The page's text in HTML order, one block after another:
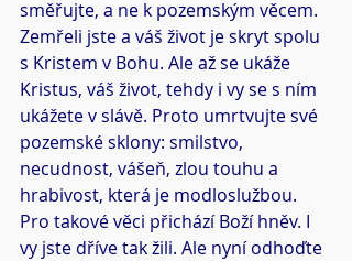
směřujte, a ne k pozemským věcem.
Zemřeli jste a váš život je skryt spolu
s Kristem v Bohu. Ale až se ukáže
Kristus, váš život, tehdy i vy se s ním
ukážete v slávě. Proto umrtvujte své
pozemské sklony: smilstvo,
necudnost, vášeň, zlou touhu a
hrabivost, která je modloslužbou.
Pro takové věci přichází Boží hněv. I
vy jste dříve tak žili. Ale nyní odhoďte